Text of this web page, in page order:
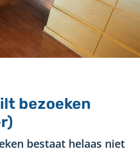
bezoeken
bestaat helaas niet